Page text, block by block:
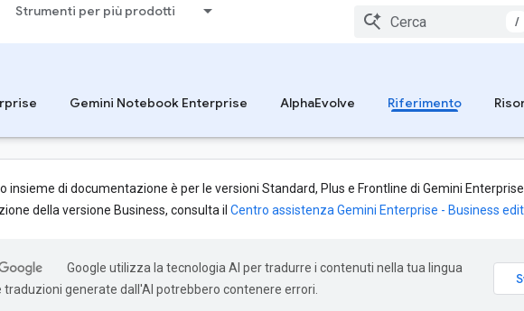
Strumenti per più prodotti
/
Gemini Notebook Enterprise AlphaEvolve Riferimento
insieme di documentazione è per le versioni Standard, Plus e Frontline di Gemini
della versione Business, consulta il Centro assistenza Gemini Enterprise - Business
Google utilizza la tecnologia AI per tradurre i contenuti nella tua lingua
traduzioni generate dall'AI potrebbero contenere errori.